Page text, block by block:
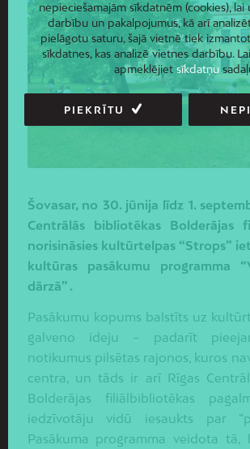
Šovasar, no 30. jūnija līdz 1.
Centrālās bibliotēkas Bolderājas
norisināsies kultūrtelpas “Strops”
kultūras pasākumu programma
dārzā” .
Pasākumu kopums balstīts uz
galveno ideju – padarīt
notikumus pilsētas rajonos, kuros
centra, un tāds ir arī Rīgas
Bolderājas filiālbibliotēkas
iedzīvotāju vidū iesaukts par
Pasākuma programma veidota tā,
nepieciešamajām sīkdatnēm (cookies),
darbību un pakalpojumus, kā arī
pielāgotu saturu, šajā vietnē tiek
sīkdatnes, kas analizē vietnes darbību.
apmeklējiet sīkdatņu
PIEKRĪTU